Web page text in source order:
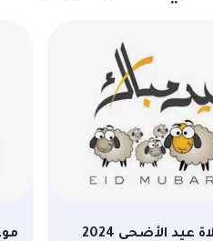
موعد صلاة عيد الأضحى 2024